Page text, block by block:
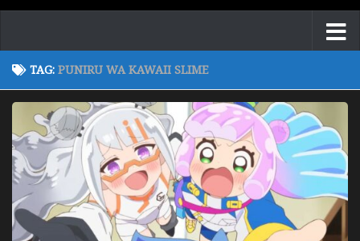
TAG: PUNIRU WA KAWAII SLIME